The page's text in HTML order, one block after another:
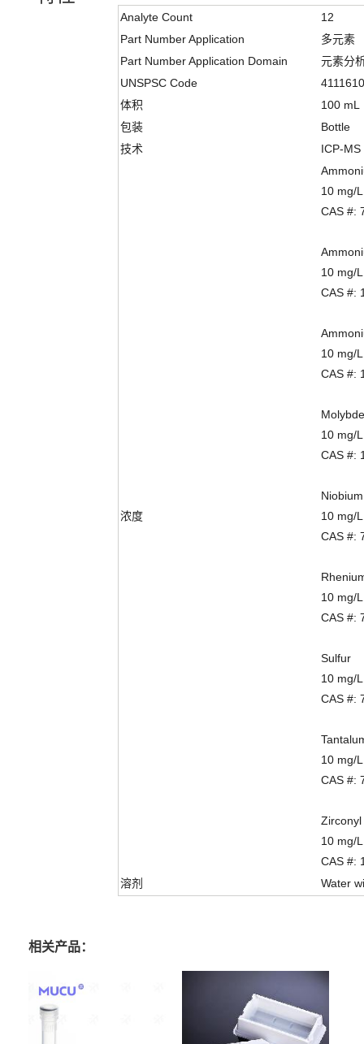
Analyte Count
12
Part Number Application
多元素
Part Number Application Domain
元素分
UNSPSC Code
体积
100 mL
包装
Bottle
技术
ICP-MS
浓度
10 mg/L
CAS #:
10 mg/L
CAS #:
10 mg/L
CAS #:
10 mg/L
CAS #:
10 mg/L
CAS #:
10 mg/L
CAS #:
Sulfur
10 mg/L
CAS #:
10 mg/L
CAS #:
10 mg/L
CAS #:
溶剂
Water
相关产品：